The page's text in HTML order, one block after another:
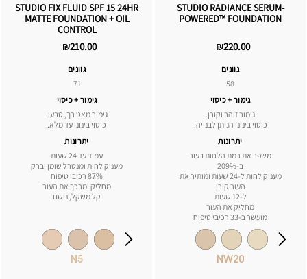
STUDIO FIX FLUID SPF 15 24HR
MATTE FOUNDATION + OIL
CONTROL
₪210.00
גוונים
71
גימור + כיסוי
גימור מאט רך, טבעי.
כיסוי בינוני עד מלא.
יתרונות
עמיד עד 24 שעות
מעניק לחות ומנטרל שומן וברק
87% רכיבי טיפוח
מחליק ומרכך את העור
קל משקל, נושם
N5
STUDIO RADIANCE SERUM-
POWERED™ FOUNDATION
₪220.00
גוונים
58
גימור + כיסוי
גימור זוהר וקורן.
כיסוי בינוני הניתן לבנייה.
יתרונות
משפר את רמת הלחות בעור
ב-209%
מעניק לחות ל-24 שעות ומותיר את
העור קורן
ל-12 שעות
מחליק את העור
מועשר ב-33 רכיבי טיפוח
NW20